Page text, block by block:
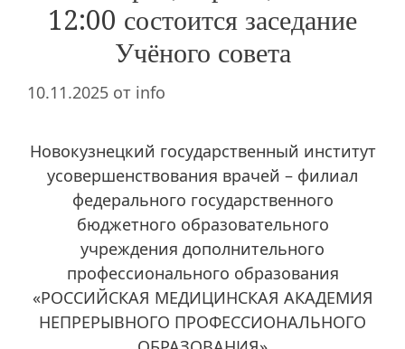
12:00 состоится заседание
Учёного совета
10.11.2025 от info
Новокузнецкий государственный институт
усовершенствования врачей – филиал
федерального государственного
бюджетного образовательного
учреждения дополнительного
профессионального образования
«РОССИЙСКАЯ МЕДИЦИНСКАЯ АКАДЕМИЯ
НЕПРЕРЫВНОГО ПРОФЕССИОНАЛЬНОГО